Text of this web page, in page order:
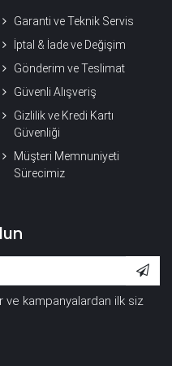
Garanti ve Teknik Servis
İptal & İade ve Değişim
Gönderim ve Teslimat
Güvenli Alışveriş
Gizlilik ve Kredi Kartı
Güvenliği
Müşteri Memnuniyeti
Sürecimiz
ve kampanyalardan ilk siz